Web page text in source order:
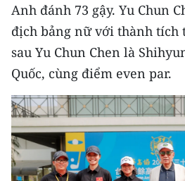
Đồng bằng sông Hồng
Bắc Trung Bộ
Duyên hải Nam Trung Bộ và
Nguyên
Đông Nam Bộ
Đồng bằng sông Cửu Long
Anh đánh 73 gậy. Yu Chun
địch bảng nữ với thành tích
sau Yu Chun Chen là
Quốc, cùng điểm even par.